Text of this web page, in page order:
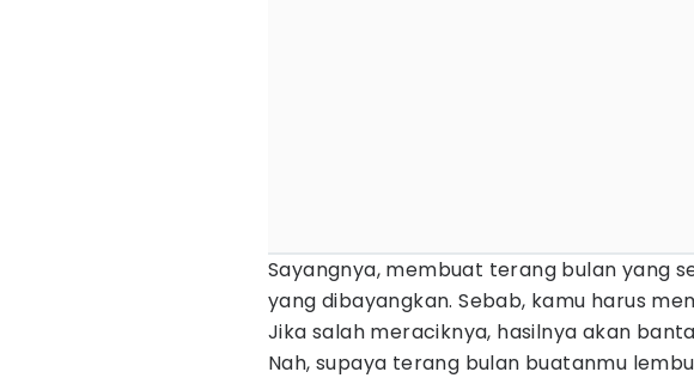
Sayangnya, membuat terang bulan yang
yang dibayangkan. Sebab, kamu harus
Jika salah meraciknya, hasilnya akan
Nah, supaya terang bulan buatanmu